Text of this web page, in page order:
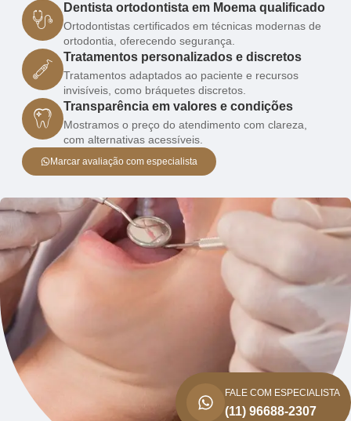
Dentista ortodontista em Moema qualificado
Ortodontistas certificados em técnicas modernas de
ortodontia, oferecendo segurança.
Tratamentos personalizados e discretos
Tratamentos adaptados ao paciente e recursos
invisíveis, como bráquetes discretos.
Transparência em valores e condições
Mostramos o preço do atendimento com clareza,
com alternativas acessíveis.
Marcar avaliação com especialista
FALE COM ESPECIALISTA
(11) 96688-2307